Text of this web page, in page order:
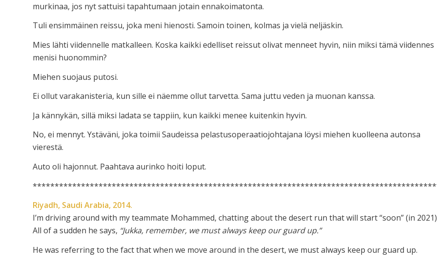
murkinaa, jos nyt sattuisi tapahtumaan jotain ennakoimatonta.
Tuli ensimmäinen reissu, joka meni hienosti. Samoin toinen, kolmas ja vielä neljäskin.
Mies lähti viidennelle matkalleen. Koska kaikki edelliset reissut olivat menneet hyvin, niin miksi tämä viidennes
menisi huonommin?
Miehen suojaus putosi.
Ei ollut varakanisteria, kun sille ei näemme ollut tarvetta. Sama juttu veden ja muonan kanssa.
Ja kännykän, sillä miksi ladata se tappiin, kun kaikki menee kuitenkin hyvin.
No, ei mennyt. Ystäväni, joka toimii Saudeissa pelastusoperaatiojohtajana löysi miehen kuolleena autonsa
vierestä.
Auto oli hajonnut. Paahtava aurinko hoiti loput.
Riyadh, Saudi Arabia, 2014.
I’m driving around with my teammate Mohammed, chatting about the desert run that will start “soon” (in
All of a sudden he says, “Jukka, remember, we must always keep our guard up.”
He was referring to the fact that when we move around in the desert, we must always keep our guard up.